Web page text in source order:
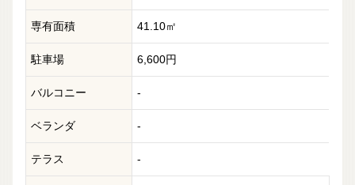
専有面積 41.10㎡
駐車場 6,600円
バルコニー -
ベランダ -
テラス -